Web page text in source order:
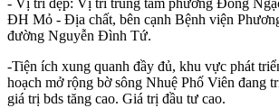
- Vị trí đẹp: Vị trí trung tâm phường Đông
ĐH Mỏ - Địa chất, bên cạnh Bệnh viện
đường Nguyễn Đình Tứ.
-Tiện ích xung quanh đầy đủ, khu vực phát
hoạch mở rộng bờ sông Nhuệ Phố Viên đang
giá trị bds tăng cao. Giá trị đầu tư cao.